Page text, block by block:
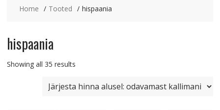
Home Tooted hispaania
hispaania
Showing all 35 resultsSorted
price: